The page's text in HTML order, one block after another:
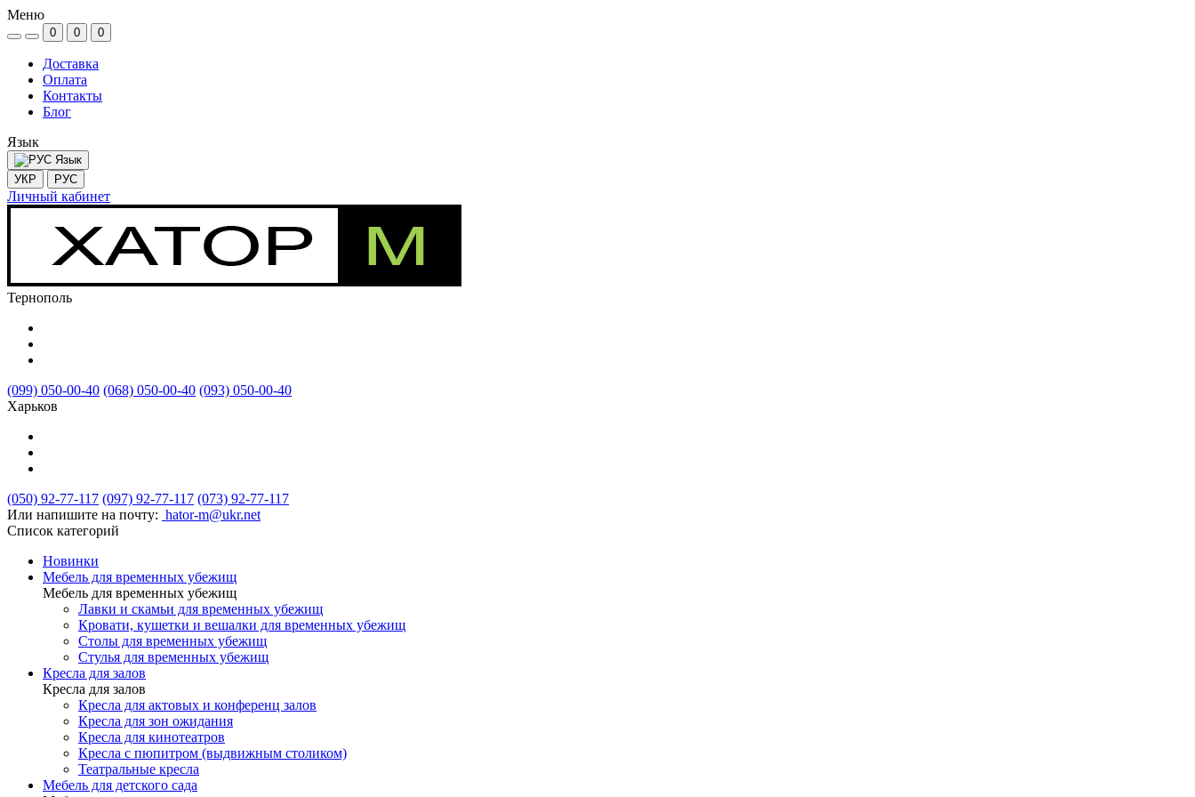
Меню
0 0 0
Доставка
Оплата
Контакты
Блог
Язык
Язык
УКР
РУС
Личный кабинет
Тернополь
(099) 050-00-40 (068) 050-00-40 (093) 050-00-40
Харьков
(050) 92-77-117 (097) 92-77-117 (073) 92-77-117
Или напишите на почту: hator-m@ukr.net
Список категорий
Новинки
Мебель для временных убежищ
Мебель для временных убежищ
Лавки и скамьи для временных убежищ
Кровати, кушетки и вешалки для временных убежищ
Столы для временных убежищ
Стулья для временных убежищ
Кресла для залов
Кресла для залов
Кресла для актовых и конференц залов
Кресла для зон ожидания
Кресла для кинотеатров
Кресла с пюпитром (выдвижным столиком)
Театральные кресла
Мебель для детского сада